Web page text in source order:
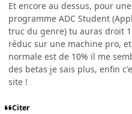
Et encore au dessus, pour
programme ADC Student
truc du genre) tu auras droit
réduc sur une machine pro,
normale est de 10% il me
des betas je sais plus, enfin
site !
Citer